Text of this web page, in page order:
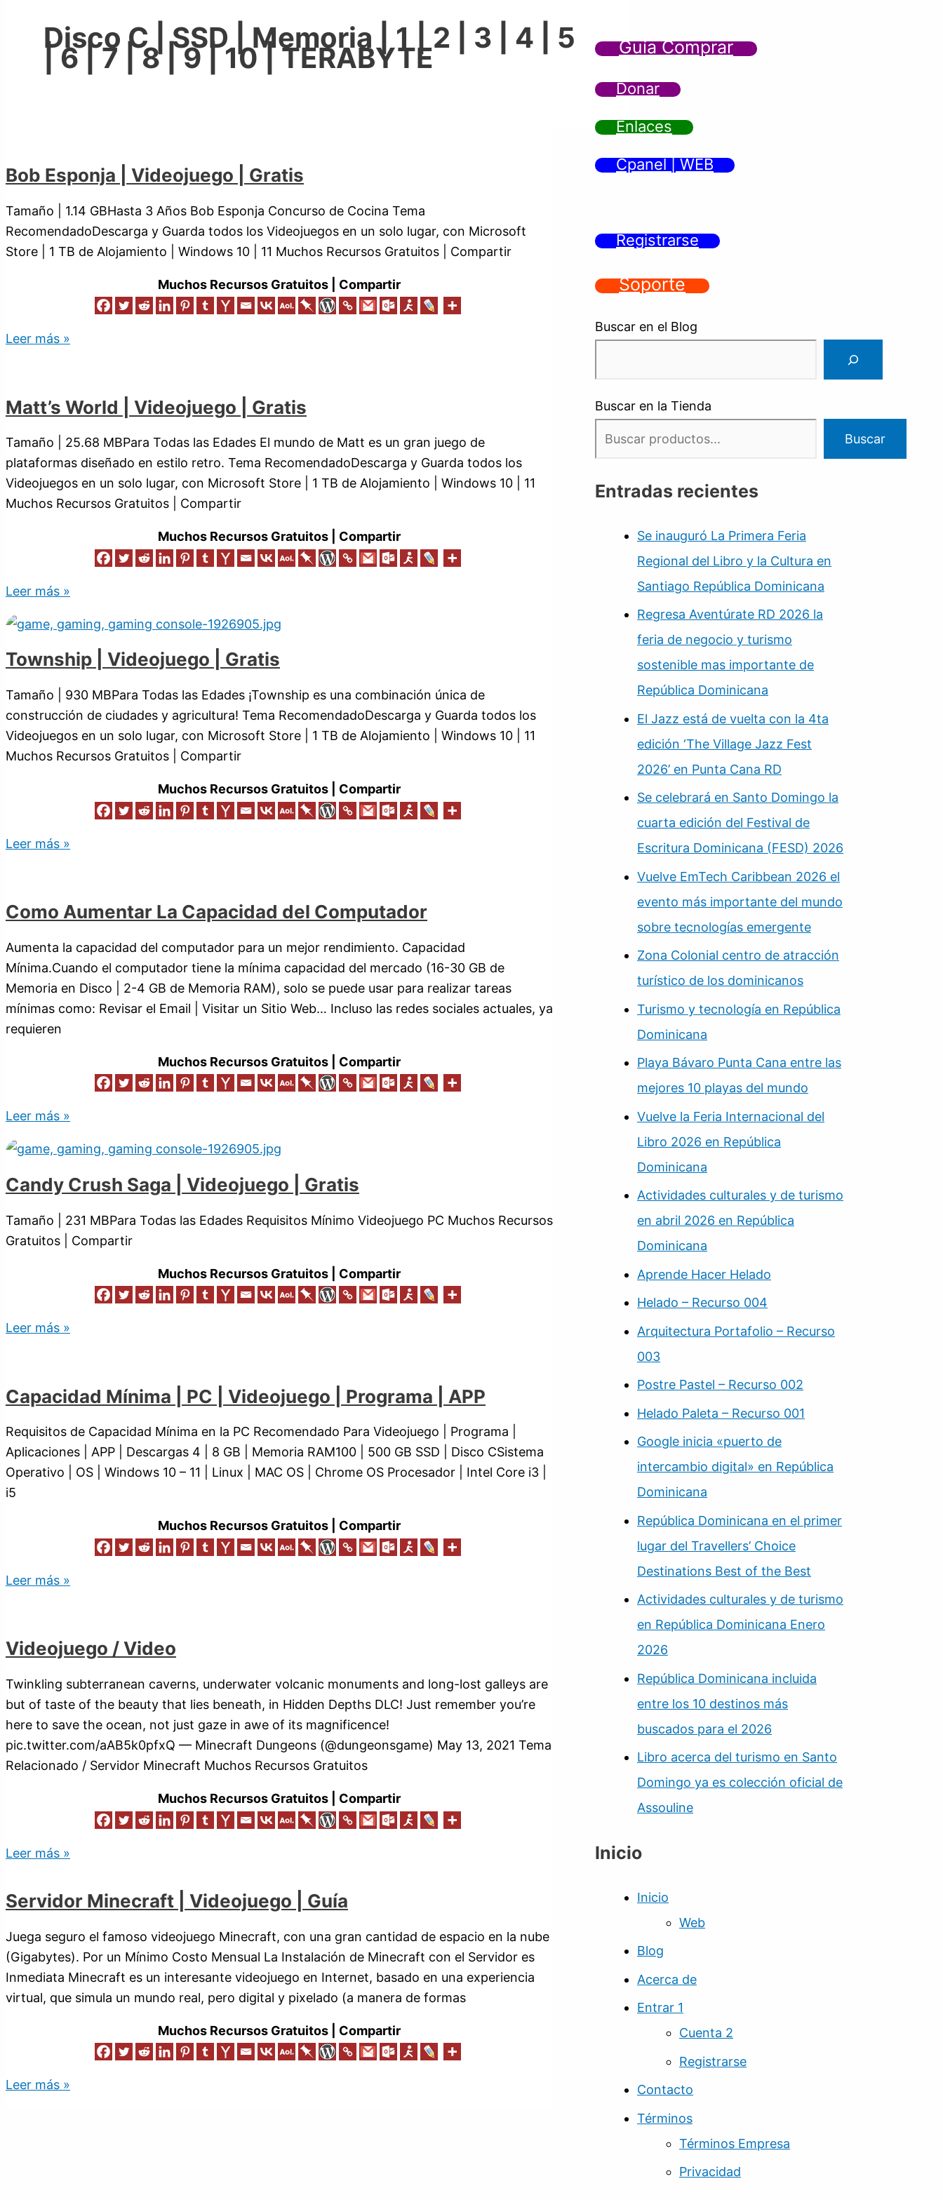
Disco C | SSD | Memoria | 1 | 2 | 3 | 4 | 5
| 6 | 7 | 8 | 9 | 10 | TERABYTE
Bob Esponja | Videojuego | Gratis
Tamaño | 1.14 GBHasta 3 Años Bob Esponja Concurso de Cocina Tema
RecomendadoDescarga y Guarda todos los Videojuegos en un solo lugar, con Microsoft
Store | 1 TB de Alojamiento | Windows 10 | 11 Muchos Recursos Gratuitos | Compartir
Muchos Recursos Gratuitos | Compartir
Leer más »
Matt’s World | Videojuego | Gratis
Tamaño | 25.68 MBPara Todas las Edades El mundo de Matt es un gran juego de
plataformas diseñado en estilo retro. Tema RecomendadoDescarga y Guarda todos los
Videojuegos en un solo lugar, con Microsoft Store | 1 TB de Alojamiento | Windows 10 | 11
Muchos Recursos Gratuitos | Compartir
Muchos Recursos Gratuitos | Compartir
Leer más »
Township | Videojuego | Gratis
Tamaño | 930 MBPara Todas las Edades ¡Township es una combinación única de
construcción de ciudades y agricultura! Tema RecomendadoDescarga y Guarda todos los
Videojuegos en un solo lugar, con Microsoft Store | 1 TB de Alojamiento | Windows 10 | 11
Muchos Recursos Gratuitos | Compartir
Muchos Recursos Gratuitos | Compartir
Leer más »
Como Aumentar La Capacidad del Computador
Aumenta la capacidad del computador para un mejor rendimiento. Capacidad
Mínima.Cuando el computador tiene la mínima capacidad del mercado (16-30 GB de
Memoria en Disco | 2-4 GB de Memoria RAM), solo se puede usar para realizar tareas
mínimas como: Revisar el Email | Visitar un Sitio Web… Incluso las redes sociales actuales, ya
requieren
Muchos Recursos Gratuitos | Compartir
Leer más »
Candy Crush Saga | Videojuego | Gratis
Tamaño | 231 MBPara Todas las Edades Requisitos Mínimo Videojuego PC Muchos Recursos
Gratuitos | Compartir
Muchos Recursos Gratuitos | Compartir
Leer más »
Capacidad Mínima | PC | Videojuego | Programa | APP
Requisitos de Capacidad Mínima en la PC Recomendado Para Videojuego | Programa |
Aplicaciones | APP | Descargas 4 | 8 GB | Memoria RAM100 | 500 GB SSD | Disco CSistema
Operativo | OS | Windows 10 – 11 | Linux | MAC OS | Chrome OS Procesador | Intel Core i3 |
i5
Muchos Recursos Gratuitos | Compartir
Leer más »
Videojuego / Video
Twinkling subterranean caverns, underwater volcanic monuments and long-lost galleys are
but of taste of the beauty that lies beneath, in Hidden Depths DLC! Just remember you’re
here to save the ocean, not just gaze in awe of its magnificence!
pic.twitter.com/aAB5k0pfxQ — Minecraft Dungeons (@dungeonsgame) May 13, 2021 Tema
Relacionado / Servidor Minecraft Muchos Recursos Gratuitos
Muchos Recursos Gratuitos | Compartir
Leer más »
Servidor Minecraft | Videojuego | Guía
Juega seguro el famoso videojuego Minecraft, con una gran cantidad de espacio en la nube
(Gigabytes). Por un Mínimo Costo Mensual La Instalación de Minecraft con el Servidor es
Inmediata Minecraft es un interesante videojuego en Internet, basado en una experiencia
virtual, que simula un mundo real, pero digital y pixelado (a manera de formas
Muchos Recursos Gratuitos | Compartir
Leer más »
Guía Comprar
Donar
Enlaces
Cpanel | WEB
Registrarse
Soporte
Buscar en el Blog
Buscar en la Tienda
Buscar
Entradas recientes
Se inauguró La Primera Feria
Regional del Libro y la Cultura en
Santiago República Dominicana
Regresa Aventúrate RD 2026 la
feria de negocio y turismo
sostenible mas importante de
República Dominicana
El Jazz está de vuelta con la 4ta
edición ‘The Village Jazz Fest
2026’ en Punta Cana RD
Se celebrará en Santo Domingo la
cuarta edición del Festival de
Escritura Dominicana (FESD) 2026
Vuelve EmTech Caribbean 2026 el
evento más importante del mundo
sobre tecnologías emergente
Zona Colonial centro de atracción
turístico de los dominicanos
Turismo y tecnología en República
Dominicana
Playa Bávaro Punta Cana entre las
mejores 10 playas del mundo
Vuelve la Feria Internacional del
Libro 2026 en República
Dominicana
Actividades culturales y de turismo
en abril 2026 en República
Dominicana
Aprende Hacer Helado
Helado – Recurso 004
Arquitectura Portafolio – Recurso
003
Postre Pastel – Recurso 002
Helado Paleta – Recurso 001
Google inicia «puerto de
intercambio digital» en República
Dominicana
República Dominicana en el primer
lugar del Travellers’ Choice
Destinations Best of the Best
Actividades culturales y de turismo
en República Dominicana Enero
2026
República Dominicana incluida
entre los 10 destinos más
buscados para el 2026
Libro acerca del turismo en Santo
Domingo ya es colección oficial de
Assouline
Inicio
Inicio
Web
Blog
Acerca de
Entrar 1
Cuenta 2
Registrarse
Contacto
Términos
Términos Empresa
Privacidad